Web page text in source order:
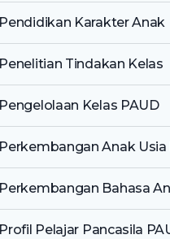
Pendidikan Karakter Anak
Penelitian Tindakan Kelas
Pengelolaan Kelas PAUD
Perkembangan Anak Usia
Perkembangan Bahasa
Profil Pelajar Pancasila